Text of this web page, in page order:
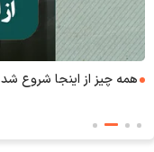
همه چیز از اینجا شروع شد